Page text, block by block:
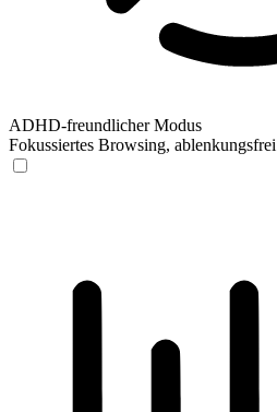
ADHD-freundlicher Modus
Fokussiertes Browsing, ablenkungsfrei